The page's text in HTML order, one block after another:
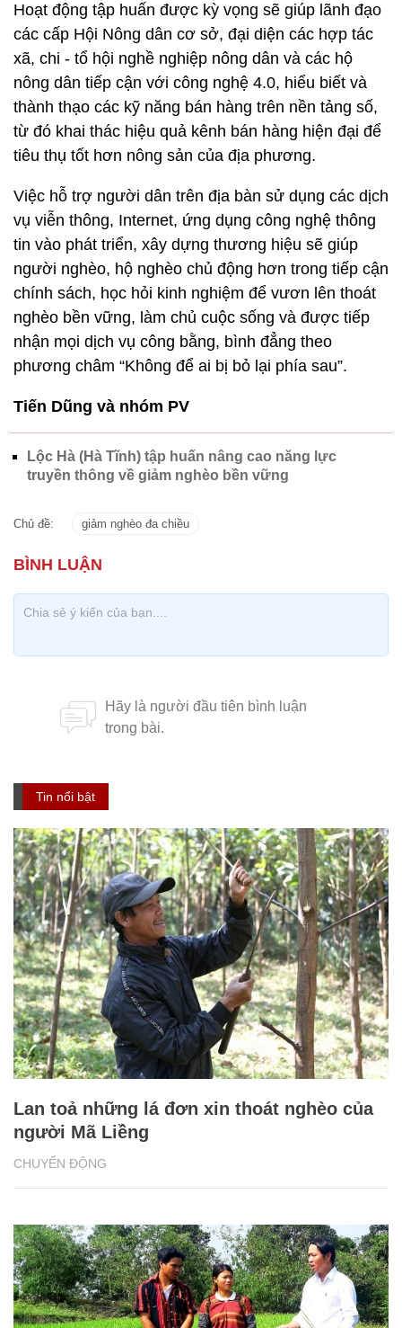
Hoạt động tập huấn được kỳ vọng sẽ giúp lãnh đạo
các cấp Hội Nông dân cơ sở, đại diện các hợp tác
xã, chi - tổ hội nghề nghiệp nông dân và các hộ
nông dân tiếp cận với công nghệ 4.0, hiểu biết và
thành thạo các kỹ năng bán hàng trên nền tảng số,
từ đó khai thác hiệu quả kênh bán hàng hiện đại để
tiêu thụ tốt hơn nông sản của địa phương.
Việc hỗ trợ người dân trên địa bàn sử dụng các dịch
vụ viễn thông, Internet, ứng dụng công nghệ thông
tin vào phát triển, xây dựng thương hiệu sẽ giúp
người nghèo, hộ nghèo chủ động hơn trong tiếp cận
chính sách, học hỏi kinh nghiệm để vươn lên thoát
nghèo bền vững, làm chủ cuộc sống và được tiếp
nhận mọi dịch vụ công bằng, bình đẳng theo
phương châm “Không để ai bị bỏ lại phía sau”.
Tiến Dũng và nhóm PV
Lộc Hà (Hà Tĩnh) tập huấn nâng cao năng lực
truyền thông về giảm nghèo bền vững
Chủ đề: giảm nghèo đa chiều
Tin nổi bật
CHUYỂN ĐỘNG
Lan toả những lá đơn xin thoát nghèo của
người Mã Liềng